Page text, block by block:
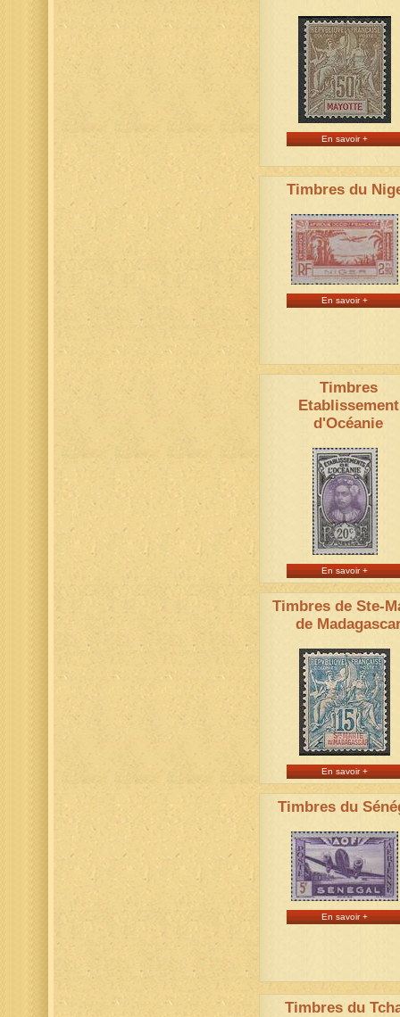
En savoir +
Timbres du
En savoir +
Timbres
Etablissement
d'Océanie
En savoir +
Timbres de Ste-
de
En savoir +
Timbres du
En savoir +
Timbres du